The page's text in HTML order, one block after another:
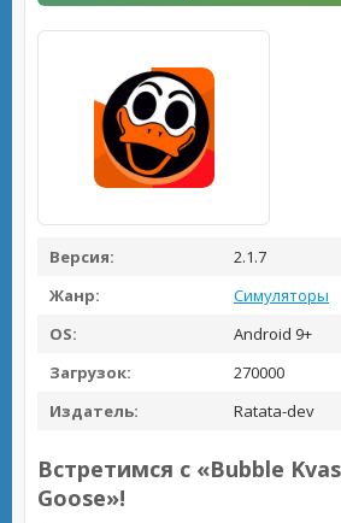
Версия:
2.1.7
Жанр:
Симуляторы
OS:
Android 9+
Загрузок:
270000
Издатель:
Ratata-dev
Встретимся с «Bubble
Goose»!